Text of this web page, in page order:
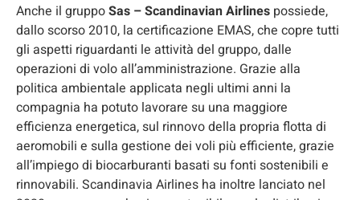
Anche il gruppoSas – Scandinavian Airlines possiede,
dallo scorso 2010, la certificazione EMAS, che copre tutti
gli aspetti riguardanti le attività del gruppo, dalle
operazioni di volo all’amministrazione. Grazie alla
politica ambientale applicata negli ultimi anni la
compagnia ha potuto lavorare su una maggiore
efficienza energetica, sul rinnovo della propria flotta di
aeromobili e sulla gestione dei voli più efficiente, grazie
all’impiego di biocarburanti basati su fonti sostenibili e
rinnovabili. Scandinavia Airlines ha inoltre lanciato nel